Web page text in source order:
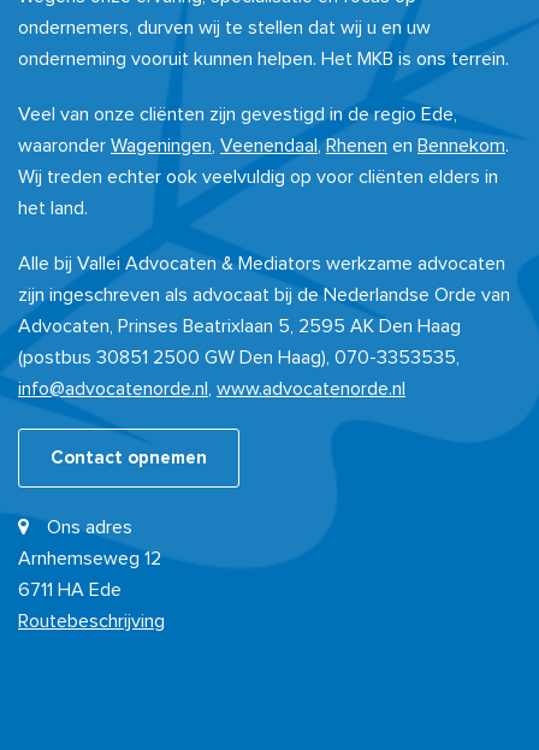
ondernemers, durven wij te stellen dat wij u en uw
onderneming vooruit kunnen helpen. Het MKB is ons terrein.
Veel van onze cliënten zijn gevestigd in de regio Ede,
waaronder Wageningen Veenendaal, Rhenen en Bennekom.
Wij treden echter ook veelvuldig op voor cliënten elders in
het land.
Alle bij Vallei Advocaten & Mediators werkzame advocaten
zijn ingeschreven als advocaat bij de Nederlandse Orde van
Advocaten, Prinses Beatrixlaan 5, 2595 AK Den Haag
(postbus 30851 2500 GW Den Haag), 070-3353535,
info@advocatenorde.nl
www.advocatenorde.nl
Contact opnemen
Ons adres
Arnhemseweg 12
6711 HA Ede
Routebeschrijving